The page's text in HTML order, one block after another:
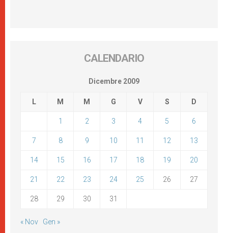
CALENDARIO
Dicembre 2009
L M M G V S D
1 2 3 4 5 6
7 8 9 10 11 12 13
14 15 16 17 18 19 20
21 22 23 24 25 26 27
28 29 30 31
« Nov Gen »